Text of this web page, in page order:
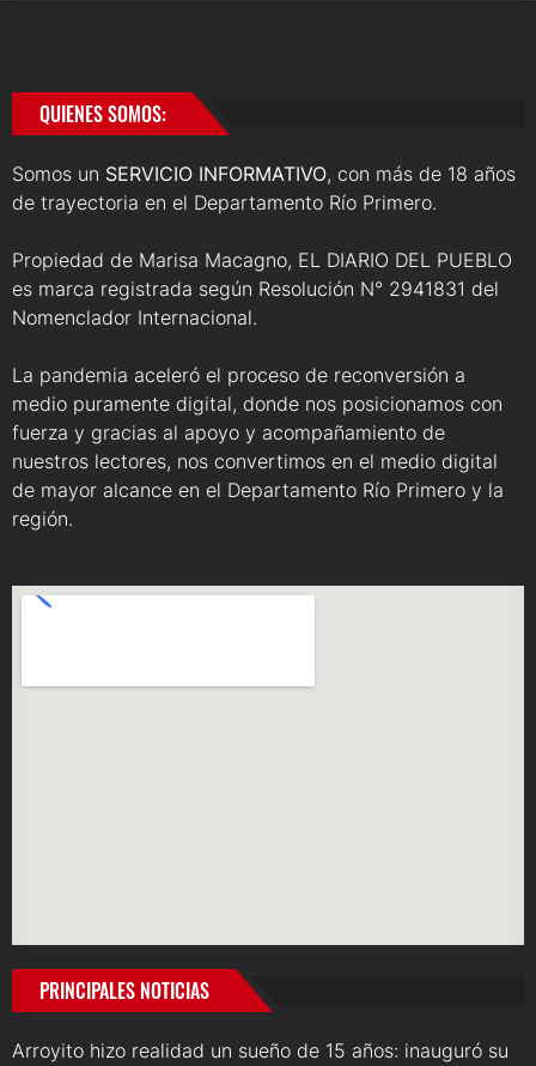
QUIENES SOMOS:
Somos un SERVICIO INFORMATIVO, con más de 18 años
de trayectoria en el Departamento Río Primero.
Propiedad de Marisa Macagno, EL DIARIO DEL PUEBLO
es marca registrada según Resolución N° 2941831 del
Nomenclador Internacional.
La pandemia aceleró el proceso de reconversión a
medio puramente digital, donde nos posicionamos con
fuerza y gracias al apoyo y acompañamiento de
nuestros lectores, nos convertimos en el medio digital
de mayor alcance en el Departamento Río Primero y la
región.
PRINCIPALES NOTICIAS
Arroyito hizo realidad un sueño de 15 años: inauguró su